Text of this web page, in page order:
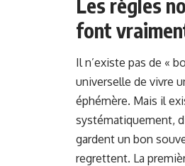
Les règles
font
Il n’existe pas de «
universelle de vivre
éphémère. Mais il
systématiquement,
gardent un bon
regrettent. La